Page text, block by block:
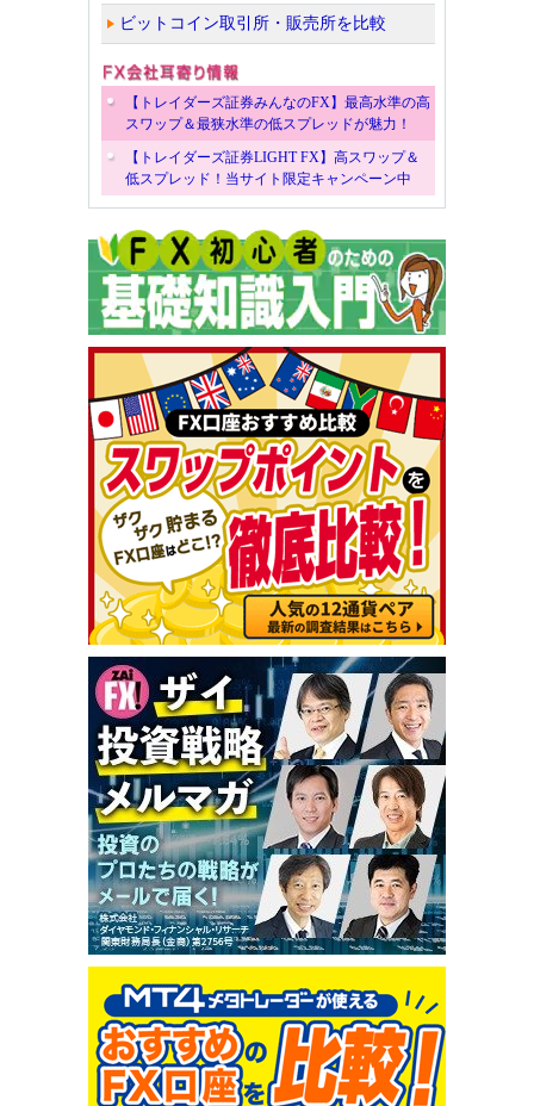
ビットコイン取引所・販売所を比較
【トレイダーズ証券みんなのFX】最高水準の高
スワップ＆最狭水準の低スプレッドが魅力！
【トレイダーズ証券LIGHT FX】高スワップ＆
低スプレッド！当サイト限定キャンペーン中